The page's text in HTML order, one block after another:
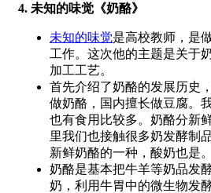
4. 未知的味觉《奶酪》
未知的味觉是高校教师，是
工作。这次他的主题是关于
加工工艺。
首先介绍了奶酪的发展历史
做奶酪，国内擅长做豆腐。
也有食用比较多。奶酪分新
里我们也接触很多奶发酵制
新鲜奶酪的一种，酸奶也是。
奶酪是基本把牛羊等奶品发
奶，利用牛胃中的微生物发